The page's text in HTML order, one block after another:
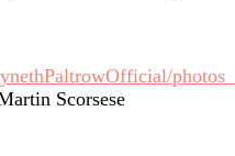
Scorsese